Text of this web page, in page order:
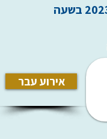
3 באוגוסט 2023 בשעה
אירוע עבר